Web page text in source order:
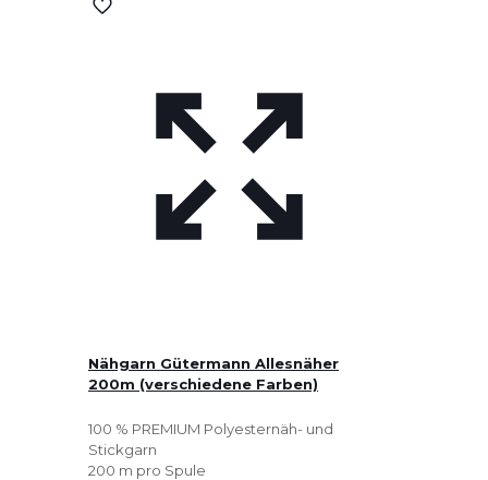
Nähgarn Gütermann Allesnäher
200m (verschiedene Farben)
100 % PREMIUM Polyesternäh- und
Stickgarn
200 m pro Spule